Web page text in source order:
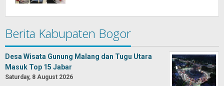
Berita Kabupaten Bogor
Desa Wisata Gunung Malang dan Tugu Utara
Masuk Top 15 Jabar
Saturday, 8 August 2026